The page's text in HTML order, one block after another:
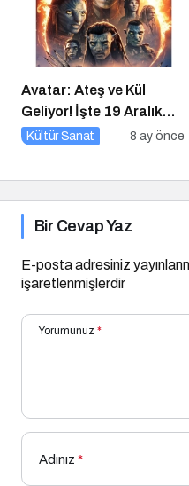
Avatar: Ateş ve Kül
Geliyor! İşte 19 Aralık
Vizyon Filmleri
Kültür Sanat 8 ay önce
Bir Cevap Yaz
E-posta adresiniz
işaretlenmişlerdir
Yorumunuz *
Adınız *